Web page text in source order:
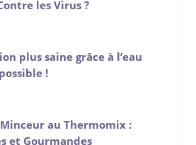
les Virus ?
plus saine grâce à l’eau
!
au Thermomix :
et Gourmandes